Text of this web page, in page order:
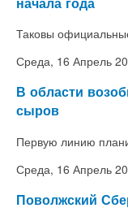
Таковы
Среда, 16 Апрель
В области
сыров
Первую линию
Среда, 16 Апрель
Поволжский